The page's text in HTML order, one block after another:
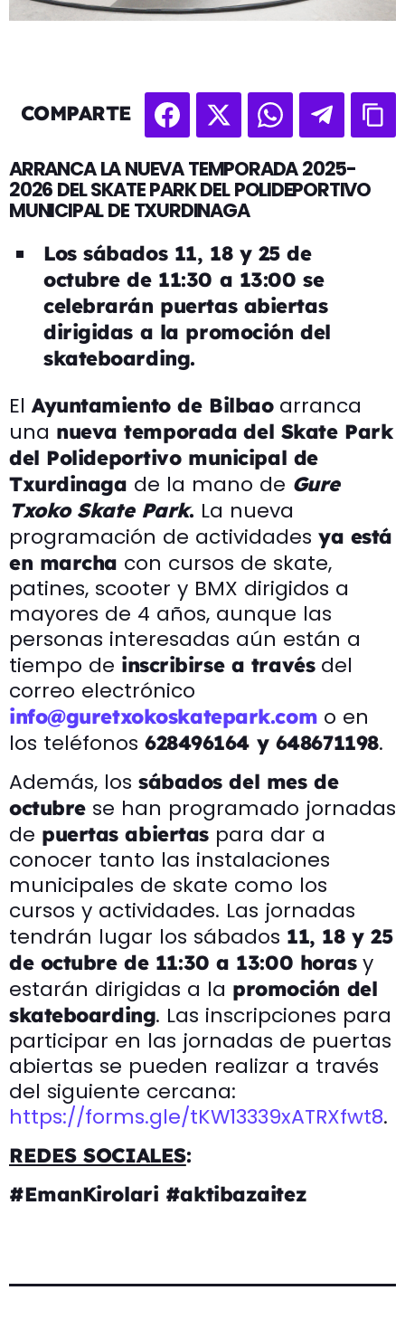
COMPARTE
ARRANCA LA NUEVA TEMPORADA 2025-
2026 DEL SKATE PARK DEL POLIDEPORTIVO
MUNICIPAL DE TXURDINAGA
Los sábados 11, 18 y 25 de
octubre de 11:30 a 13:00 se
celebrarán puertas abiertas
dirigidas a la promoción del
skateboarding.
El Ayuntamiento de Bilbaoarranca
una nueva temporada del Skate Park
del Polideportivo municipal de
Txurdinaga de la mano de Gure
Txoko Skate Park. La nueva
programación de actividades ya está
en marcha con cursos de skate,
patines, scooter y BMX dirigidos a
mayores de 4 años, aunque las
personas interesadas aún están a
tiempo de inscribirse a travésdel
correo electrónico
info@guretxokoskatepark.com o en
los teléfonos 628496164 y 648671198.
Además, los sábados del mes de
octubrese han programado jornadas
de puertas abiertaspara dar a
conocer tanto las instalaciones
municipales de skate como los
cursos y actividades. Las jornadas
tendrán lugar los sábados 11, 18 y 25
de octubre de 11:30 a 13:00 horasy
estarán dirigidas a la promoción del
skateboarding. Las inscripciones para
participar en las jornadas de puertas
abiertas se pueden realizar a través
del siguiente cercana:
https://forms.gle/tKW13339xATRXfwt8.
REDES SOCIALES:
#EmanKirolari #aktibazaitez